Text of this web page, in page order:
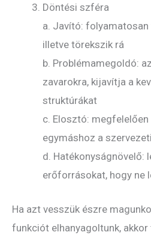
Döntési szféra
a. Javító:
illetve törekszik rá
b. Problémamegoldó:
zavarokra, kijavítja a
struktúrákat
c. Elosztó:
egymáshoz a
d. Hatékonyságnövelő:
erőforrásokat, hogy ne
Ha azt vesszük észre
funkciót elhanyagoltunk, akkor